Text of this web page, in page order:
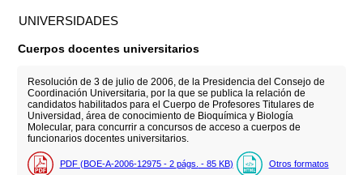
UNIVERSIDADES
Cuerpos docentes universitarios
Resolución de 3 de julio de 2006, de la Presidencia del Consejo de
Coordinación Universitaria, por la que se publica la relación de
candidatos habilitados para el Cuerpo de Profesores Titulares de
Universidad, área de conocimiento de Bioquímica y Biología
Molecular, para concurrir a concursos de acceso a cuerpos de
funcionarios docentes universitarios.
PDF (BOE-A-2006-12975 - 2 págs. - 85 KB) Otros formatos